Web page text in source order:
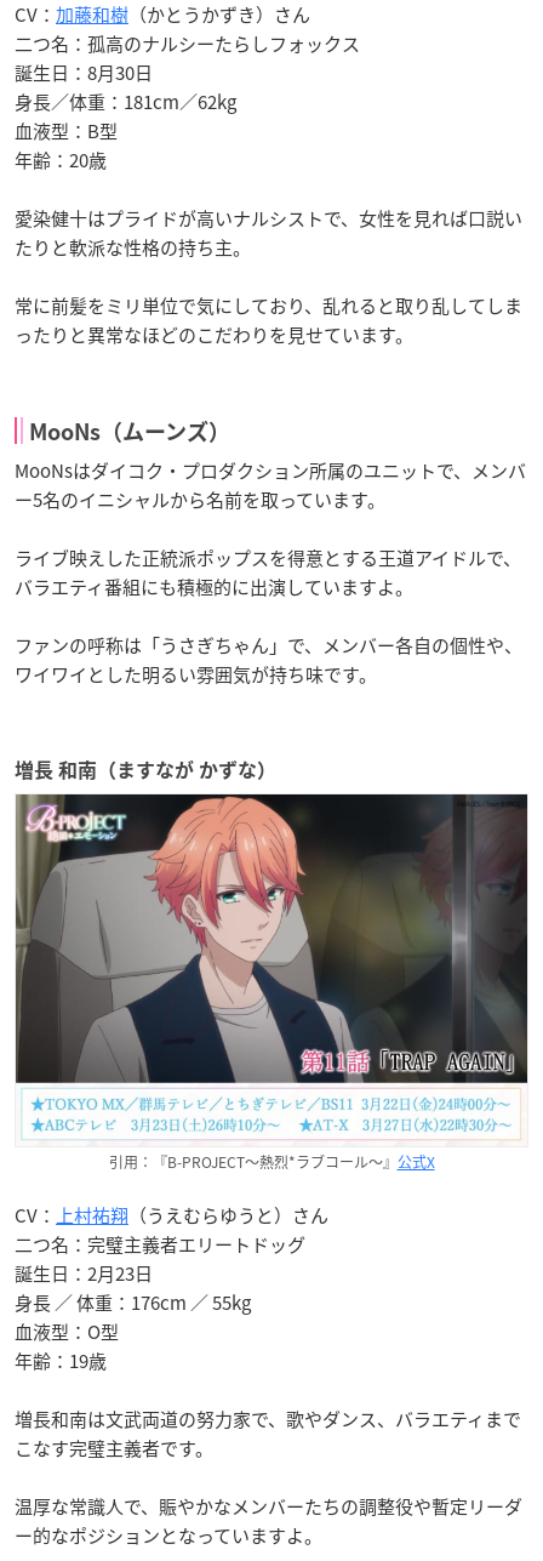
CV： 加藤和樹 （かとうかずき）さん
二つ名：孤高のナルシーたらしフォックス
誕生日：8月30日
身長／体重：181cm／62kg
血液型：B型
年齢：20歳
愛染健十はプライドが高いナルシストで、女性を見れば口説い
たりと軟派な性格の持ち主。
常に前髪をミリ単位で気にしており、乱れると取り乱してしま
ったりと異常なほどのこだわりを見せています。
MooNs（ムーンズ）
MooNsはダイコク・プロダクション所属のユニットで、メンバ
ー5名のイニシャルから名前を取っています。
ライブ映えした正統派ポップスを得意とする王道アイドルで、
バラエティ番組にも積極的に出演していますよ。
ファンの呼称は「うさぎちゃん」で、メンバー各自の個性や、
ワイワイとした明るい雰囲気が持ち味です。
増長 和南（ますなが かずな）
引用：『B-PROJECT〜熱烈*ラブコール〜』 公式X
CV： 上村祐翔 （うえむらゆうと）さん
二つ名：完璧主義者エリートドッグ
誕生日：2月23日
身長 ／ 体重：176cm ／ 55kg
血液型：O型
年齢：19歳
増長和南は文武両道の努力家で、歌やダンス、バラエティまで
こなす完璧主義者です。
温厚な常識人で、賑やかなメンバーたちの調整役や暫定リーダ
ー的なポジションとなっていますよ。